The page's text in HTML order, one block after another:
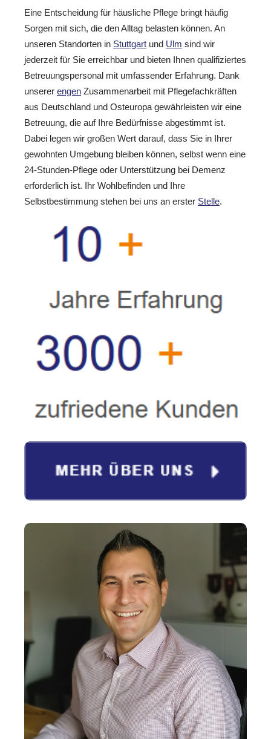
Eine Entscheidung für häusliche Pflege bringt häufig
Sorgen mit sich, die den Alltag belasten können. An
unseren Standorten in Stuttgart und Ulm sind wir
jederzeit für Sie erreichbar und bieten Ihnen qualifiziertes
Betreuungspersonal mit umfassender Erfahrung. Dank
unserer engen Zusammenarbeit mit Pflegefachkräften
aus Deutschland und Osteuropa gewährleisten wir eine
Betreuung, die auf Ihre Bedürfnisse abgestimmt ist.
Dabei legen wir großen Wert darauf, dass Sie in Ihrer
gewohnten Umgebung bleiben können, selbst wenn eine
24-Stunden-Pflege oder Unterstützung bei Demenz
erforderlich ist. Ihr Wohlbefinden und Ihre
Selbstbestimmung stehen bei uns an erster Stelle.